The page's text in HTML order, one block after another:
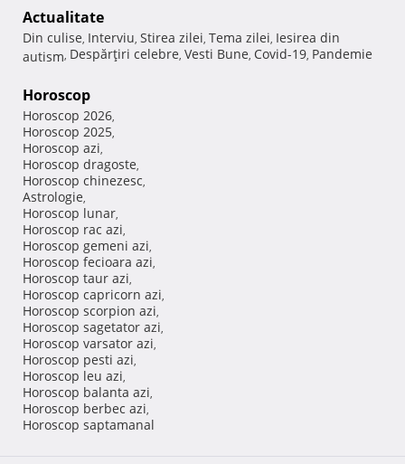
Actualitate
Din culise, Interviu, Stirea zilei, Tema zilei, Iesirea din
autism, Despărţiri celebre, Vesti Bune, Covid-19, Pandemie
Horoscop
Horoscop 2026,
Horoscop 2025,
Horoscop azi,
Horoscop dragoste,
Horoscop chinezesc,
Astrologie,
Horoscop lunar,
Horoscop rac azi,
Horoscop gemeni azi,
Horoscop fecioara azi,
Horoscop taur azi,
Horoscop capricorn azi,
Horoscop scorpion azi,
Horoscop sagetator azi,
Horoscop varsator azi,
Horoscop pesti azi,
Horoscop leu azi,
Horoscop balanta azi,
Horoscop berbec azi,
Horoscop saptamanal